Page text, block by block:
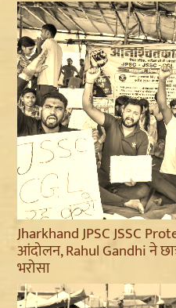
Jharkhand JPSC JSSC
आंदोलन, Rahul Gandhi ने
भरोसा